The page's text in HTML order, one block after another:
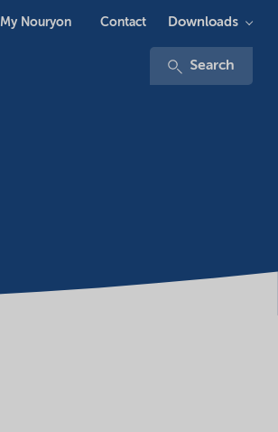
Search
My Nouryon Contact Downloads